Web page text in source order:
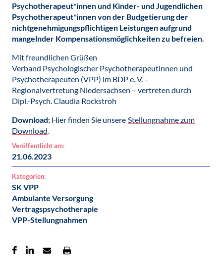
Psychotherapeut*innen und Kinder- und Jugendlichen
Psychotherapeut*innen von der Budgetierung der
nichtgenehmi­gungspflichtigen Leistungen aufgrund
mangelnder Kompensationsmöglichkeiten zu befreien.
Mit freundlichen Grüßen
Verband Psychologischer Psychotherapeutinnen und
Psychotherapeuten (VPP) im BDP e. V. –
Regionalvertretung Niedersachsen – vertreten durch
Dipl.-Psych. Claudia Rockstroh
Download: Hier finden Sie unsere Stellungnahme zum
Download.
Veröffentlicht am:
21.06.2023
Kategorien:
SK VPP
Ambulante Versorgung
Vertragspsychotherapie
VPP-Stellungnahmen